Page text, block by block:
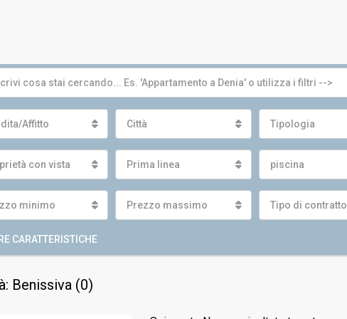
Affitto Città Tipologia
con vista Prima linea piscina
minimo Prezzo massimo Tipo di contratto
CARATTERISTICHE
Benissiva (0)